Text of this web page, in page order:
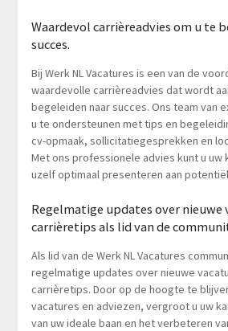
Waardevol carrièreadvies om u te
succes.
Bij Werk NL Vacatures is een van de
waardevolle carrièreadvies dat wordt
begeleiden naar succes. Ons team van
u te ondersteunen met tips en
cv-opmaak, sollicitatiegesprekken en
Met ons professionele advies kunt u uw
uzelf optimaal presenteren aan
Regelmatige updates over nieuwe
carrièretips als lid van de
Als lid van de Werk NL Vacatures
regelmatige updates over nieuwe
carrièretips. Door op de hoogte te
vacatures en adviezen, vergroot u uw
van uw ideale baan en het verbeteren